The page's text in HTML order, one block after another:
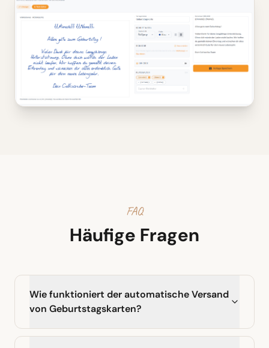
FAQ
Häufige Fragen
Wie funktioniert der automatische Versand
von Geburtstagskarten?